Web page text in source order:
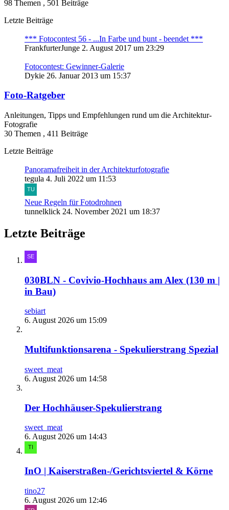
98 Themen , 501 Beiträge
Letzte Beiträge
*** Fotocontest 56 - ...In Farbe und bunt - beendet ***
FrankfurterJunge 2. August 2017 um 23:29
Fotocontest: Gewinner-Galerie
Dykie 26. Januar 2013 um 15:37
Foto-Ratgeber
Anleitungen, Tipps und Empfehlungen rund um die Architektur-
Fotografie
30 Themen , 411 Beiträge
Letzte Beiträge
Panoramafreiheit in der Architekturfotografie
tegula 4. Juli 2022 um 11:53
Neue Regeln für Fotodrohnen
tunnelklick 24. November 2021 um 18:37
Letzte Beiträge
030BLN - Covivio-Hochhaus am Alex (130 m |
in Bau)
sebiart
6. August 2026 um 15:09
Multifunktionsarena - Spekulierstrang Spezial
sweet_meat
6. August 2026 um 14:58
Der Hochhäuser-Spekulierstrang
sweet_meat
6. August 2026 um 14:43
InO | Kaiserstraßen-/Gerichtsviertel & Körne
tino27
6. August 2026 um 12:46